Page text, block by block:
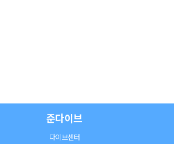
준다이브
다이브센터